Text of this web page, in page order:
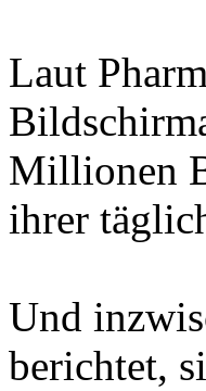
Laut
Millionen
ihrer
Und
berichtet,